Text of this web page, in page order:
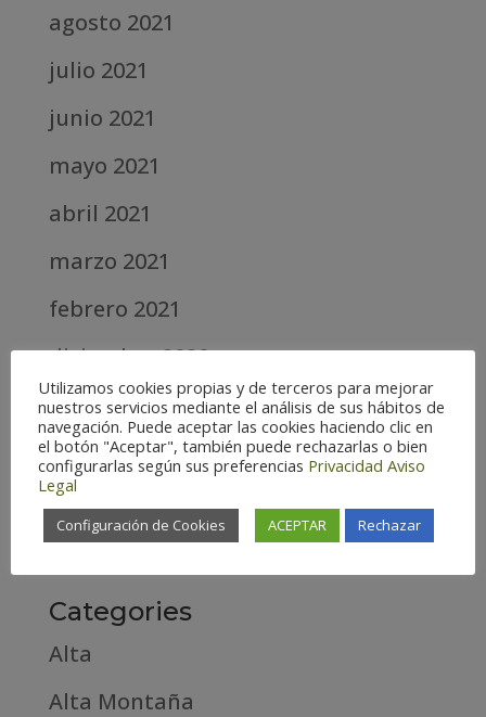
agosto 2021
julio 2021
junio 2021
mayo 2021
abril 2021
marzo 2021
febrero 2021
diciembre 2020
abril 2020
marzo 2020
febrero 2019
septiembre 2018
Categories
Alta
Alta Montaña
Utilizamos cookies propias y de terceros para mejorar
nuestros servicios mediante el análisis de sus hábitos de
navegación. Puede aceptar las cookies haciendo clic en
el botón "Aceptar", también puede rechazarlas o bien
configurarlas según sus preferencias Privacidad Aviso
Legal
Configuración de Cookies ACEPTAR Rechazar